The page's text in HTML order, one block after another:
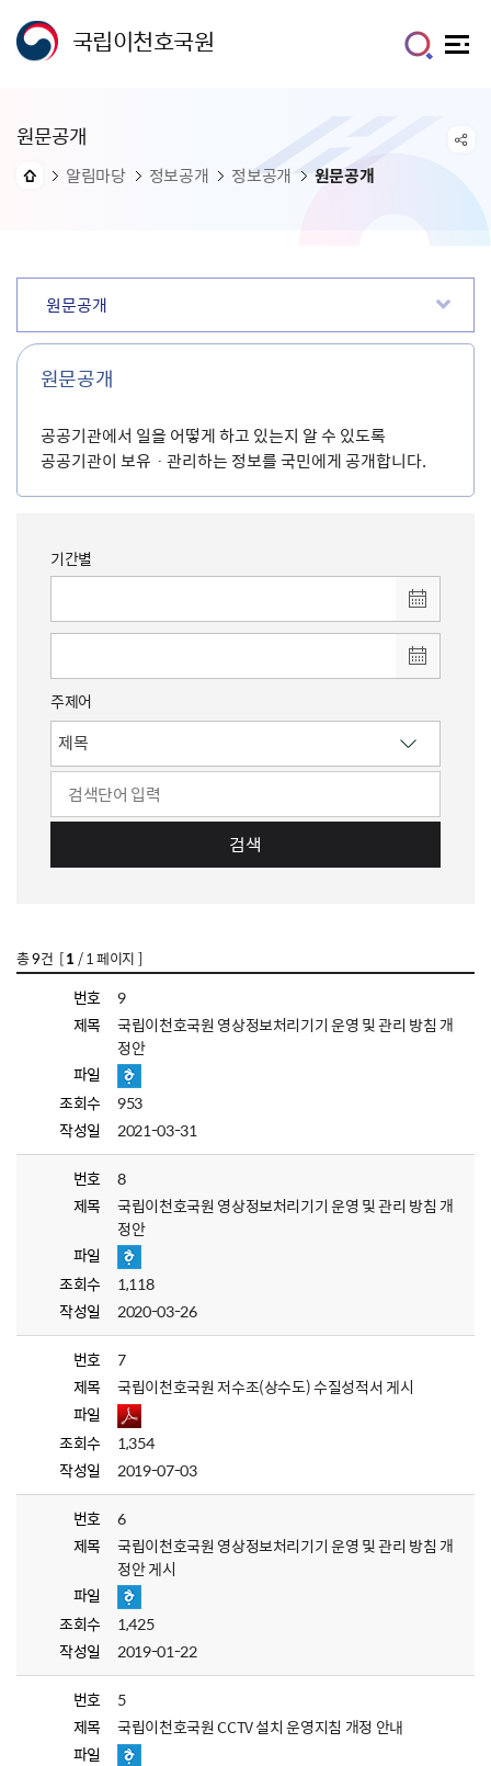
국립이천호국원
원문공개
알림마당 정보공개 정보공개 원문공개
원문공개
원문공개
공공기관에서 일을 어떻게 하고 있는지 알 수 있도록
공공기관이 보유ㆍ관리하는 정보를 국민에게 공개합니다.
기간별
주제어
검색
총9건 [1 / 1 페이지 ]
번호
9
제목
국립이천호국원 영상정보처리기기 운영 및 관리 방침 개
정안
파일
조회수
953
작성일
2021-03-31
번호
8
제목
국립이천호국원 영상정보처리기기 운영 및 관리 방침 개
정안
파일
조회수
1,118
작성일
2020-03-26
번호
7
제목
국립이천호국원 저수조(상수도) 수질성적서 게시
파일
조회수
1,354
작성일
2019-07-03
번호
6
제목
국립이천호국원 영상정보처리기기 운영 및 관리 방침 개
정안 게시
파일
조회수
1,425
작성일
2019-01-22
번호
5
제목
국립이천호국원 CCTV 설치 운영지침 개정 안내
파일